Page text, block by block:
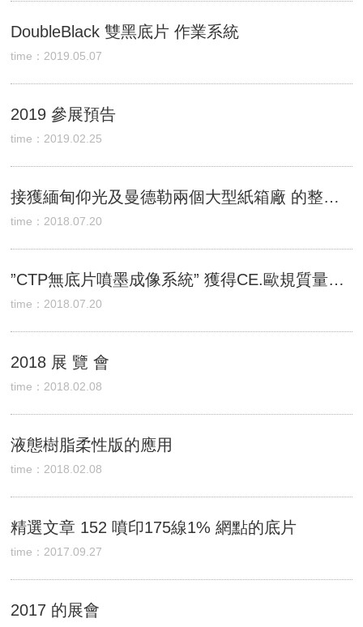
DoubleBlack 雙黑底片 作業系統
time：2019.05.07
2019 參展預告
time：2019.02.25
接獲緬甸仰光及曼德勒兩個大型紙箱廠 的整廠”無底片全自動製版系統”(CTP+自動洗版機) 的訂單各一套
time：2018.07.20
”CTP無底片噴墨成像系統” 獲得CE.歐規質量認証書
time：2018.07.20
2018 展 覽 會
time：2018.02.08
液態樹脂柔性版的應用
time：2018.02.08
精選文章 152 噴印175線1% 網點的底片
time：2017.09.27
2017 的展會